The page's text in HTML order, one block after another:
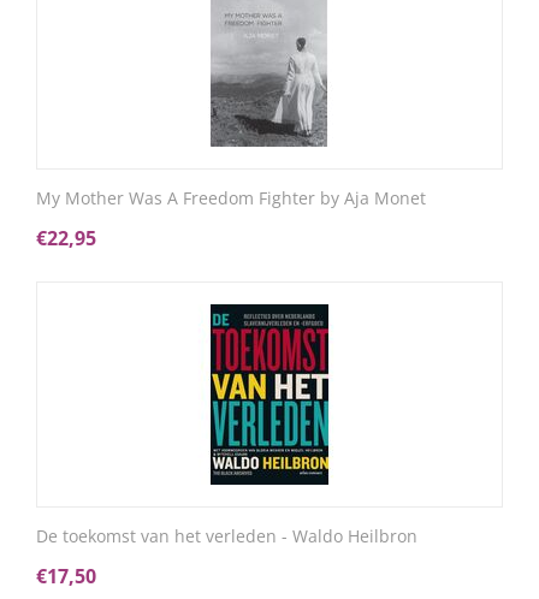
My Mother Was A Freedom Fighter by Aja Monet
€22,95
De toekomst van het verleden - Waldo Heilbron
€17,50